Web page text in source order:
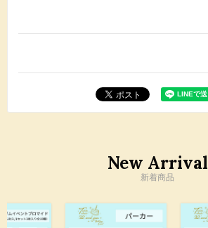
New Arrival
新着商品